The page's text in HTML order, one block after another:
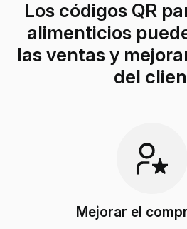
Los códigos QR
alimenticios
las ventas y
del
Mejorar el